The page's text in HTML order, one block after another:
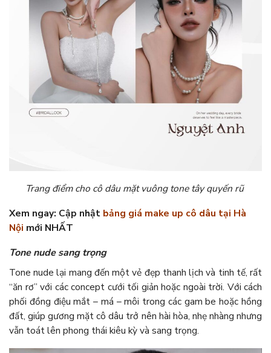
Trang điểm cho cô dâu mặt vuông tone tây quyến rũ
Xem ngay: Cập nhật bảng giá make up cô dâu tại Hà
Nội mới NHẤT
Tone nude sang trọng
Tone nude lại mang đến một vẻ đẹp thanh lịch và tinh tế, rất
“ăn rơ” với các concept cưới tối giản hoặc ngoài trời. Với cách
phối đồng điệu mắt – má – môi trong các gam be hoặc hồng
đất, giúp gương mặt cô dâu trở nên hài hòa, nhẹ nhàng nhưng
vẫn toát lên phong thái kiêu kỳ và sang trọng.